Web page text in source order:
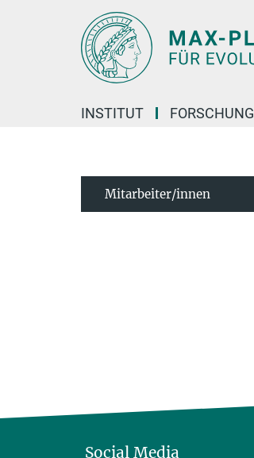
INSTITUT FORSCHUNG
Mitarbeiter/innen
Social Media